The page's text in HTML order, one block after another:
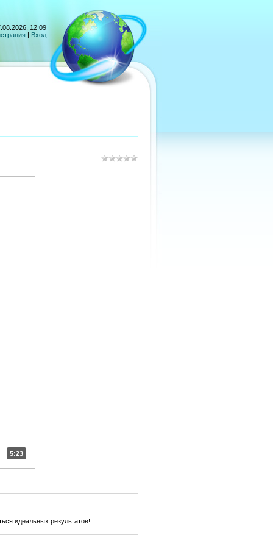
12:09
| Вход
5:23
идеальных результатов!